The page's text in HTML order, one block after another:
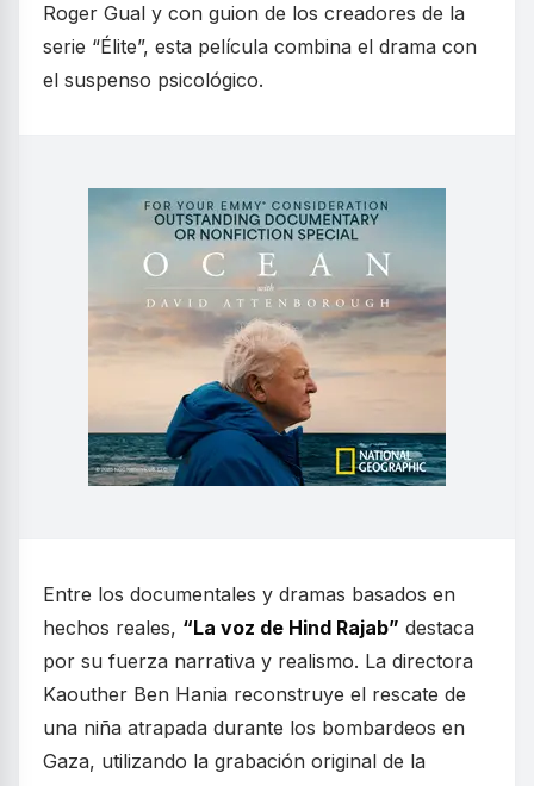
Roger Gual y con guion de los creadores de la
serie “Élite”, esta película combina el drama con
el suspenso psicológico.
Entre los documentales y dramas basados en
hechos reales, “La voz de Hind Rajab” destaca
por su fuerza narrativa y realismo. La directora
Kaouther Ben Hania reconstruye el rescate de
una niña atrapada durante los bombardeos en
Gaza, utilizando la grabación original de la